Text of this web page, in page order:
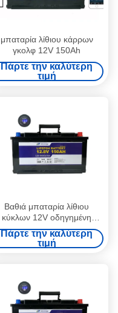
μπαταρία λίθιου κάρρων
γκολφ 12V 150Ah
Πάρτε την καλύτερη
τιμή
Βαθιά μπαταρία λίθιου
κύκλων 12V οδηγημένη
150Ah ελαφριά
επαναφορτιζόμενη για το
φωτεινό σηματοδότη rv
Πάρτε την καλύτερη
τιμή